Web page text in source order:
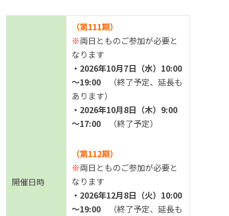
開催日時
（第111期）
※両日とものご参加が必要と
なります
・2026年10月7日（水）10:00
～19:00 （終了予定、延長も
あります）
・2026年10月8日（木）9:00
～17:00 （終了予定）
（第112期）
※両日とものご参加が必要と
なります
・2026年12月8日（火）10:00
～19:00 （終了予定、延長も